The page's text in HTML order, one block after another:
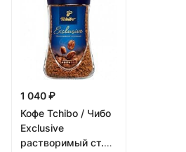
1 040 ₽
Кофе Tchibo / Чибо
Exclusive
растворимый ст.